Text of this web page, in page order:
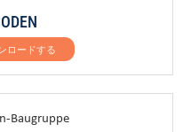
ロードする